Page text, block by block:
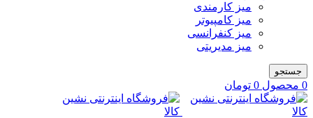
میز کارمندی
میز کامپیوتر
میز کنفرانسی
میز مدیریتی
جستجو
0 محصول 0 تومان